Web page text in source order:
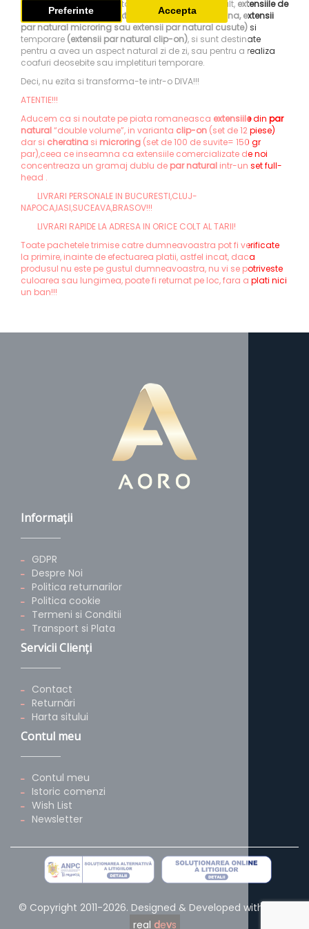
Preferinte Accepta
siguranta privirea adoptand un look chic.Mai mult, extensiile de
pot fi permanente(
extensii par natural cheratina, extensii
par natural microring sau extensii par natural cusute)si
temporare (extensii par natural clip-on), si sunt destinate
pentru a avea un aspect natural zi de zi, sau pentru a realiza
coafuri deosebite sau impletituri temporare.
Deci, nu ezita si transforma-te intr-o DIVA!!!
ATENTIE!!!
Aducem ca si noutate pe piata romaneasca extensiiledin par
natural“double volume”, in varianta clip-on (set de 12 piese)
dar si cheratina si microring (set de 100 de suvite= 150 gr
par),ceea ce inseamna ca extensiile comercializate de noi
concentreaza un gramaj dublu de par natural intr-un set full-
head .
LIVRARI PERSONALE IN BUCURESTI,CLUJ-
NAPOCA,IASI,SUCEAVA,BRASOV!!!
LIVRARI RAPIDE LA ADRESA IN ORICE COLT AL TARII!
Toate pachetele trimise catre dumneavoastra pot fi verificate
la primire, inainte de efectuarea platii, astfel incat, daca
produsul nu este pe gustul dumneavoastra, nu vi se potriveste
culoarea sau lungimea, poate fi returnat pe loc, fara a plati nici
un ban!!!
Informaţii
GDPR
Despre Noi
Politica returnarilor
Politica cookie
Termeni si Conditii
Transport si Plata
Servicii Clienţi
Contact
Returnări
Harta sitului
Contul meu
Contul meu
Istoric comenzi
Wish List
Newsletter
© Copyright 2011-2026. Designed & Developed with
real devs